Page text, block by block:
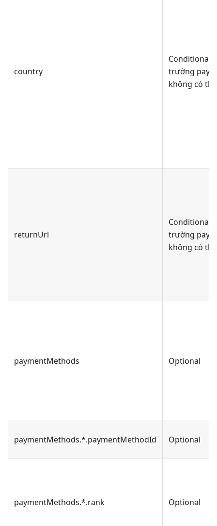
country
Conditional,
trường
không có
returnUrl
Conditional,
trường
không có
paymentMethods Optional
paymentMethods.*.paymentMethodId Optional
paymentMethods.*.rank Optional